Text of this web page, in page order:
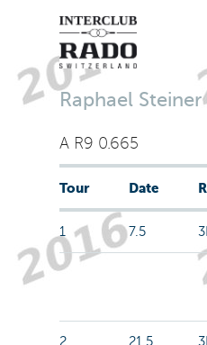
Raphael Steiner
A R9 0.665
Tour Date
1 7.5
2 21.5